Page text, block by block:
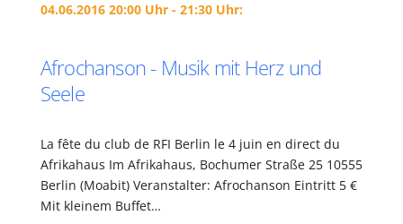
04.06.2016 20:00 Uhr - 21:30 Uhr:
Afrochanson - Musik mit Herz und
Seele
La fête du club de RFI Berlin le 4 juin en direct du
Afrikahaus Im Afrikahaus, Bochumer Straße 25 10555
Berlin (Moabit) Veranstalter: Afrochanson Eintritt 5 €
Mit kleinem Buffet…